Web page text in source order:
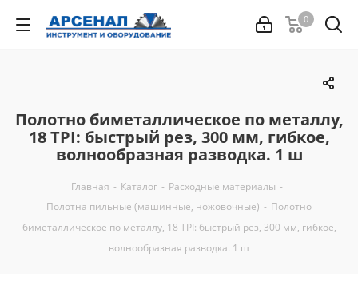
0
Полотно биметаллическое по металлу,
18 TPI: быстрый рез, 300 мм, гибкое,
волнообразная разводка. 1 ш
Главная - Каталог - Расходные материалы -
Полотна пильные (машинные, ножовочные) - Полотно
биметаллическое по металлу, 18 TPI: быстрый рез, 300 мм, гибкое,
волнообразная разводка. 1 ш